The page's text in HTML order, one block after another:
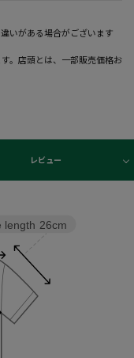
いがある場合がございます
。店頭とは、一部販売価格お
レビュー
length 26cm